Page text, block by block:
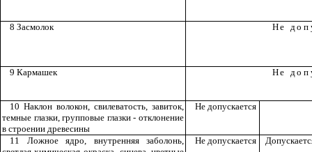
8Засмолок Не
9Кармашек Не
10 Наклон волокон, свилеватость, завиток,
темные глазки, групповые глазки - отклонение
в строении древесины
Не допускается
11 Ложное ядро, внутренняя заболонь,
Недопускается